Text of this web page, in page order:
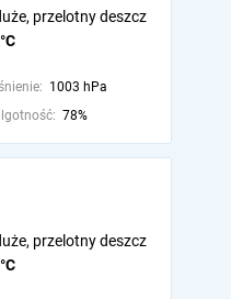
przelotny deszcz
1003 hPa
78%
przelotny deszcz